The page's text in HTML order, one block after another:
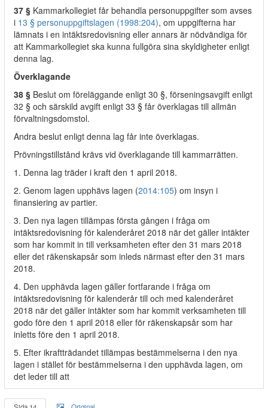
37 § Kammarkollegiet får behandla personuppgifter som avses
i 13 § personuppgiftslagen (1998:204), om uppgifterna har
lämnats i en intäktsredovisning eller annars är nödvändiga för
att Kammarkollegiet ska kunna fullgöra sina skyldigheter enligt
denna lag.
Överklagande
38 § Beslut om föreläggande enligt 30 §, förseningsavgift enligt
32 § och särskild avgift enligt 33 § får överklagas till allmän
förvaltningsdomstol.
Andra beslut enligt denna lag får inte överklagas.
Prövningstillstånd krävs vid överklagande till kammarrätten.
1. Denna lag träder i kraft den 1 april 2018.
2. Genom lagen upphävs lagen (2014:105) om insyn i
finansiering av partier.
3. Den nya lagen tillämpas första gången i fråga om
intäktsredovisning för kalenderåret 2018 när det gäller intäkter
som har kommit in till verksamheten efter den 31 mars 2018
eller det räkenskapsår som inleds närmast efter den 31 mars
2018.
4. Den upphävda lagen gäller fortfarande i fråga om
intäktsredovisning för kalenderår till och med kalenderåret
2018 när det gäller intäkter som har kommit verksamheten till
godo före den 1 april 2018 eller för räkenskapsår som har
inletts före den 1 april 2018.
5. Efter ikraftträdandet tillämpas bestämmelserna i den nya
lagen i stället för bestämmelserna i den upphävda lagen, om
det leder till att